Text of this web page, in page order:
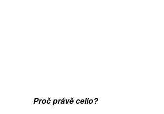
Proč právě celio?